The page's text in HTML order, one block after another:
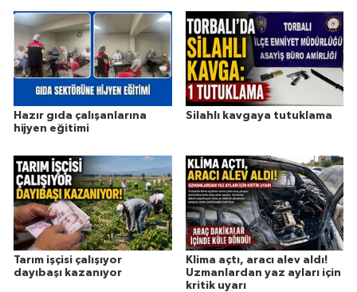
Hazır gıda çalışanlarına
hijyen eğitimi
Silahlı kavgaya tutuklama
Tarım işçisi çalışıyor
dayıbaşı kazanıyor
Klima açtı, aracı alev aldı!
Uzmanlardan yaz ayları için
kritik uyarı